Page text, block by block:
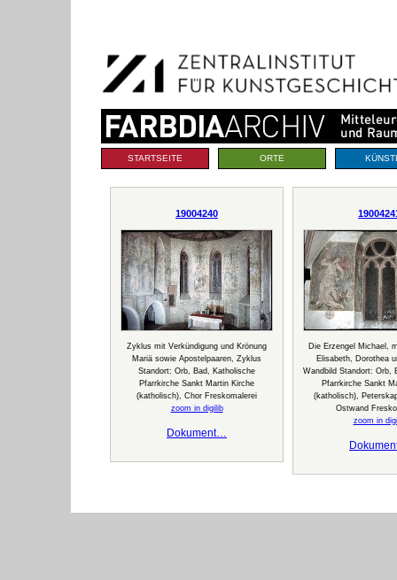
Navigation
Sektionen
STARTSEITE ORTE
19004240
Zyklus mit Verkündigung und Krönung
Mariä sowie Apostelpaaren, Zyklus
Standort: Orb, Bad, Katholische
Pfarrkirche Sankt Martin Kirche
(katholisch), Chor Freskomalerei
zoom in digilib
Dokument…
Die Erzengel Michael,
Elisabeth, Dorothea
Wandbild Standort: Orb,
Pfarrkirche Sankt
(katholisch),
Ostwand
zoom in